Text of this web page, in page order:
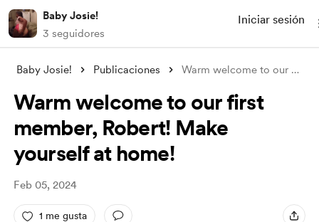
Baby Josie!
3 seguidores
Iniciar sesión
Baby Josie! Publicaciones Warm welcome to our first member, Robert
Warm welcome to our first
member, Robert! Make
yourself at home!
Feb 05, 2024
1 me gusta